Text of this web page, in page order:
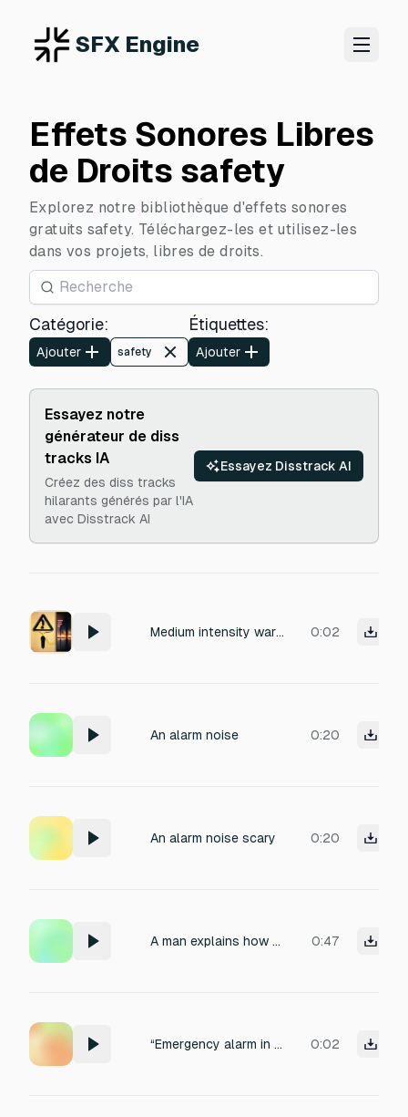
SFX Engine
Effets Sonores Libres
de Droits safety
Explorez notre bibliothèque d'effets sonores
gratuits safety. Téléchargez-les et utilisez-les
dans vos projets, libres de droits.
Catégorie:
Ajouter safety
Étiquettes:
Ajouter
Essayez notre
générateur de diss
tracks IA
Créez des diss tracks
hilarants générés par l'IA
avec Disstrack AI
Essayez Disstrack AI
Medium intensity warning sound 0:02
An alarm noise 0:20
An alarm noise scary 0:20
A man explains how a UK fire alarm system works in Hebrew 0:47
“Emergency alarm in distance” 0:02